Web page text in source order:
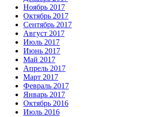
Ноябрь 2017
Октябрь 2017
Сентябрь 2017
Август 2017
Июль 2017
Июнь 2017
Май 2017
Апрель 2017
Март 2017
Февраль 2017
Январь 2017
Октябрь 2016
Июль 2016